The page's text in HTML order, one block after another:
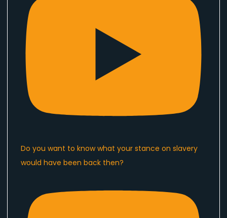
Do you want to know what your stance on slavery
would have been back then?